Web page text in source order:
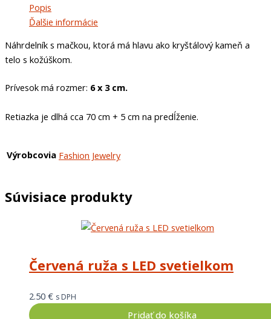
Popis
Ďalšie informácie
Náhrdelník s mačkou, ktorá má hlavu ako kryštálový kameň a
telo s kožúškom.
Prívesok má rozmer: 6 x 3 cm.
Retiazka je dlhá cca 70 cm + 5 cm na predĺženie.
Výrobcovia Fashion Jewelry
Súvisiace produkty
Červená ruža s LED svetielkom
2.50 € s DPH
Pridať do košíka